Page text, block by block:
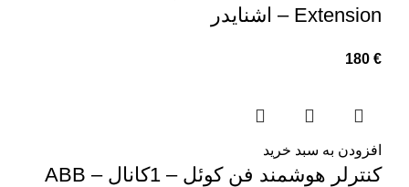
Extension – اشنایدر
180 €
افزودن به سبد خرید
کنترلر هوشمند فن کوئل – 1کانال – ABB